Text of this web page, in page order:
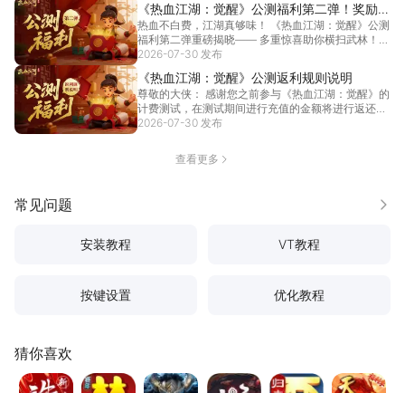
《热血江湖：觉醒》公测福利第二弹！奖励全
面升级，豪华大奖与代言人福利齐发！
热血不白费，江湖真够味！ 《热血江湖：觉醒》公测
福利第二弹重磅揭晓—— 多重惊喜助你横扫武林！
福利... [详情]
2026-07-30 发布
《热血江湖：觉醒》公测返利规则说明
尊敬的大侠： 感谢您之前参与《热血江湖：觉醒》的
计费测试，在测试期间进行充值的金额将进行返还，
具体返... [详情]
2026-07-30 发布
查看更多
常见问题 更多
安装教程 VT教程
按键设置 优化教程
猜你喜欢
诛仙
梦幻西游 地牢猎手6妄想山海 大话西游：归来
天龙